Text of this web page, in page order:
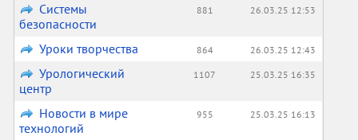
Системы
безопасности
881 26.03.25 12:53
Уроки творчества 864 26.03.25 12:43
Урологический
центр
1107 25.03.25 16:35
Новости в мире
технологий
955 25.03.25 16:13